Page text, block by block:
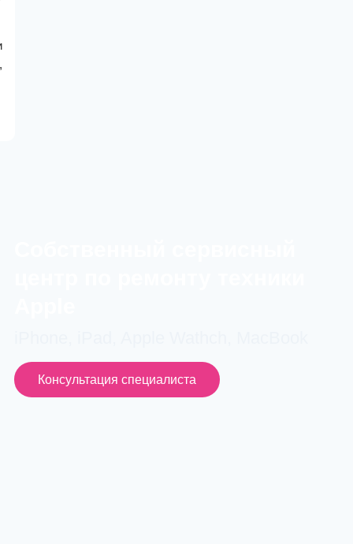
Консультация специалиста